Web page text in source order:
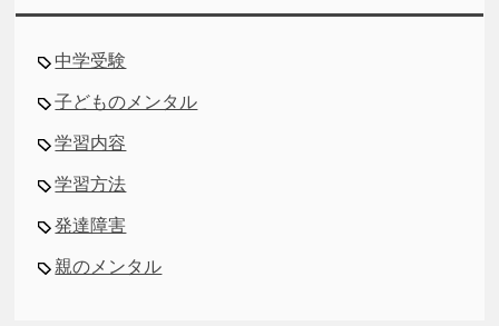
中学受験
子どものメンタル
学習内容
学習方法
発達障害
親のメンタル